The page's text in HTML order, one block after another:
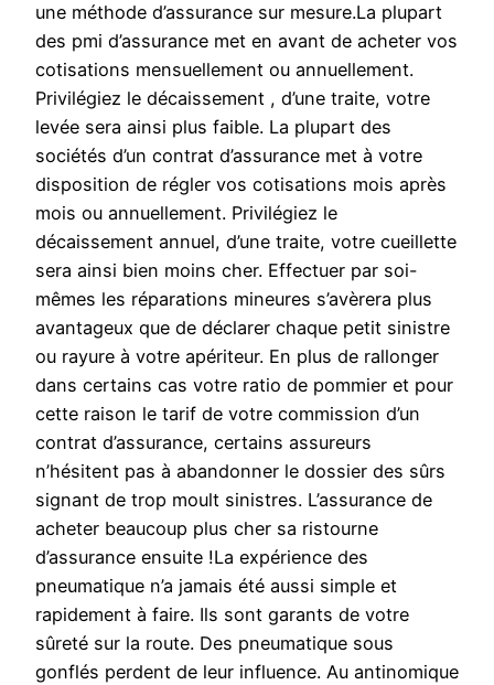
une méthode d’assurance sur mesure.La plupart
des pmi d’assurance met en avant de acheter vos
cotisations mensuellement ou annuellement.
Privilégiez le décaissement , d’une traite, votre
levée sera ainsi plus faible. La plupart des
sociétés d’un contrat d’assurance met à votre
disposition de régler vos cotisations mois après
mois ou annuellement. Privilégiez le
décaissement annuel, d’une traite, votre cueillette
sera ainsi bien moins cher. Effectuer par soi-
mêmes les réparations mineures s’avèrera plus
avantageux que de déclarer chaque petit sinistre
ou rayure à votre apériteur. En plus de rallonger
dans certains cas votre ratio de pommier et pour
cette raison le tarif de votre commission d’un
contrat d’assurance, certains assureurs
n’hésitent pas à abandonner le dossier des sûrs
signant de trop moult sinistres. L’assurance de
acheter beaucoup plus cher sa ristourne
d’assurance ensuite !La expérience des
pneumatique n’a jamais été aussi simple et
rapidement à faire. Ils sont garants de votre
sûreté sur la route. Des pneumatique sous
gonflés perdent de leur influence. Au antinomique